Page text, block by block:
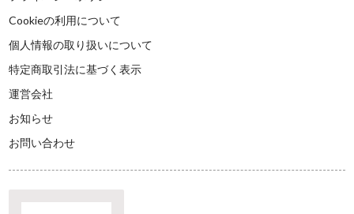
Cookieの利用について
個人情報の取り扱いについて
特定商取引法に基づく表示
運営会社
お知らせ
お問い合わせ